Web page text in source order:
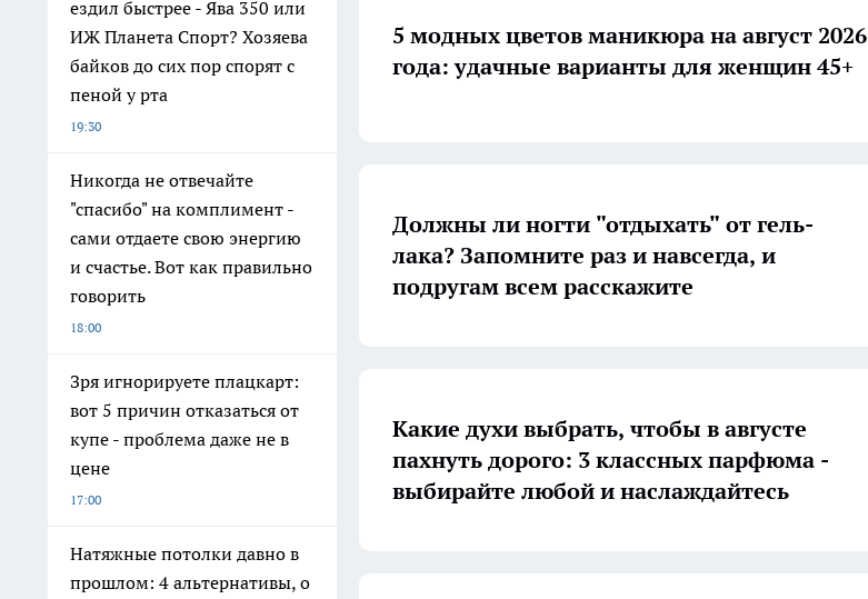
ездил быстрее - Ява 350 или
ИЖ Планета Спорт? Хозяева
байков до сих пор спорят с
пеной у рта
19:30
Никогда не отвечайте
"спасибо" на комплимент -
сами отдаете свою энергию
и счастье. Вот как правильно
говорить
18:00
Зря игнорируете плацкарт:
вот 5 причин отказаться от
купе - проблема даже не в
цене
17:00
Натяжные потолки давно в
прошлом: 4 альтернативы, о
5 модных цветов маникюра на август 2026
года: удачные варианты для женщин 45+
Должны ли ногти "отдыхать" от гель-
лака? Запомните раз и навсегда, и
подругам всем расскажите
Какие духи выбрать, чтобы в августе
пахнуть дорого: 3 классных парфюма -
выбирайте любой и наслаждайтесь